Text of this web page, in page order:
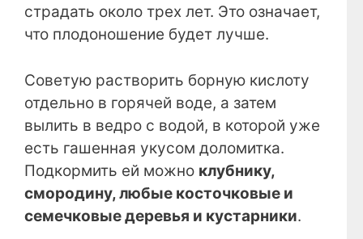
страдать около трех лет. Это означает,
что плодоношение будет лучше.
Советую растворить борную кислоту
отдельно в горячей воде, а затем
вылить в ведро с водой, в которой уже
есть гашенная укусом доломитка.
Подкормить ей можно клубнику,
смородину, любые косточковые и
семечковые деревья и кустарники.